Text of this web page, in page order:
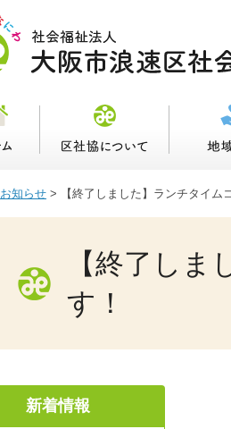
お知らせ > 【終了しました】ランチタイム
【終了し
す！
新着情報